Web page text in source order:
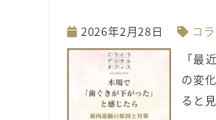
2026年2月28日
コ
「最
の変
ると